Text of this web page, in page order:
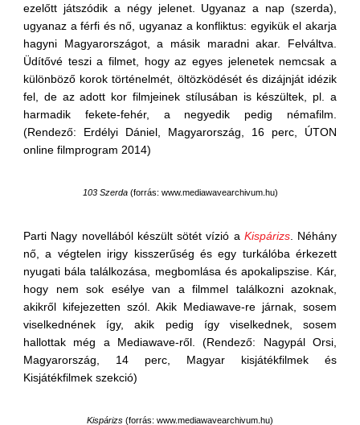
ezelőtt játszódik a négy jelenet. Ugyanaz a nap (szerda),
ugyanaz a férfi és nő, ugyanaz a konfliktus: egyikük el akarja
hagyni Magyarországot, a másik maradni akar. Felváltva.
Üdítővé teszi a filmet, hogy az egyes jelenetek nemcsak a
különböző korok történelmét, öltözködését és dizájnját idézik
fel, de az adott kor filmjeinek stílusában is készültek, pl. a
harmadik fekete-fehér, a negyedik pedig némafilm.
(Rendező: Erdélyi Dániel, Magyarország, 16 perc, ÚTON
online filmprogram 2014)
103 Szerda (forrás: www.mediawavearchivum.hu)
Parti Nagy novellából készült sötét vízió a Kispárizs. Néhány
nő, a végtelen irigy kisszerűség és egy turkálóba érkezett
nyugati bála találkozása, megbomlása és apokalipszise. Kár,
hogy nem sok esélye van a filmmel találkozni azoknak,
akikről kifejezetten szól. Akik Mediawave-re járnak, sosem
viselkednének így, akik pedig így viselkednek, sosem
hallottak még a Mediawave-ről. (Rendező: Nagypál Orsi,
Magyarország, 14 perc, Magyar kisjátékfilmek és
Kisjátékfilmek szekció)
Kispárizs (forrás: www.mediawavearchivum.hu)